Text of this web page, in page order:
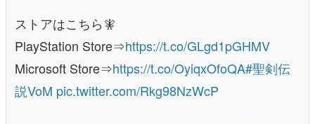
ストアはこちら🧚
PlayStation Store⇒https://t.co/GLgd1pGHMV
Microsoft Store⇒https://t.co/OyiqxOfoQA#聖剣伝
説VoM pic.twitter.com/Rkg98NzWcP